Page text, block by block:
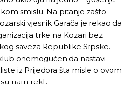
smislu. Na pitanje zašto
vjesnik Garača je rekao da
trke na Kozari bez
saveza Republike Srpske.
onemogućen da nastavi
iz Prijedora šta misle o ovom
nam rekli: